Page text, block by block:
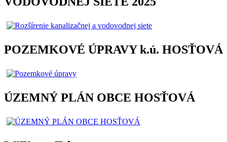
POZEMKOVÉ ÚPRAVY k.ú. HOSŤOVÁ
ÚZEMNÝ PLÁN OBCE HOSŤOVÁ